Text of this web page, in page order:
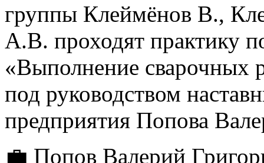
группы Клеймёнов В.,
А.В. проходят практику
«Выполнение сварочных
под руководством
предприятия Попова
💼 Попов Валерий